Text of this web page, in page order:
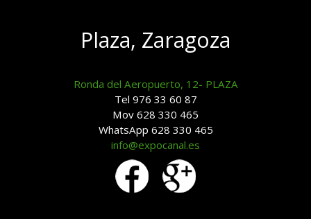
Plaza, Zaragoza
Ronda del Aeropuerto, 12- PLAZA
Tel 976 33 60 87
Mov 628 330 465
WhatsApp 628 330 465
info@expocanal.es